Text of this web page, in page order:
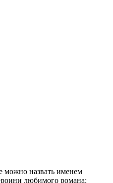
можно назвать именем
любимого романа: